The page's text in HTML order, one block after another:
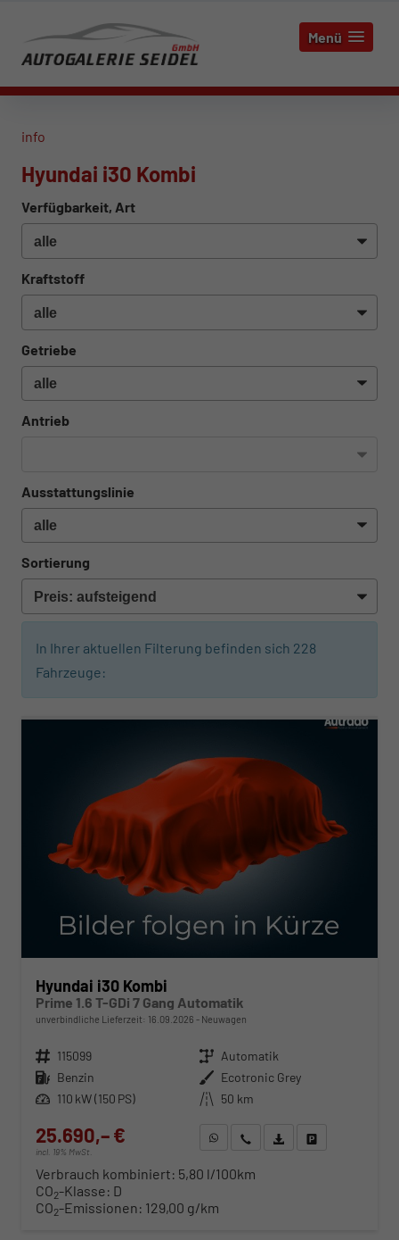
Menü
info
Hyundai i30 Kombi
Verfügbarkeit, Art
Kraftstoff
Getriebe
Antrieb
Ausstattungslinie
Sortierung
In Ihrer aktuellen Filterung befinden sich 228
Fahrzeuge:
ab 261,– € mtl.
Hyundai i30 Kombi
Prime 1.6 T-GDi 7 Gang Automatik
unverbindliche Lieferzeit: 16.09.2026 Neuwagen
Fahrzeugnr. 115099 Getriebe Automatik
Kraftstoff Benzin Außenfarbe Ecotronic Grey
Leistung 110 kW (150 PS) Kilometerstand 50 km
25.690,– €
incl. 19% MwSt.
WhatsApp anfragen
Wir rufen Sie anFahrzeugexposé (PDF)
Verbrauch kombiniert: 5,80 l/100km
CO2-Klasse: D
CO2-Emissionen: 129,00 g/km